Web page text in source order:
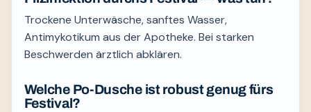
Trockene Unterwäsche, sanftes Wasser,
Antimykotikum aus der Apotheke. Bei starken
Beschwerden ärztlich abklären.
Welche Po-Dusche ist robust genug fürs
Festival?